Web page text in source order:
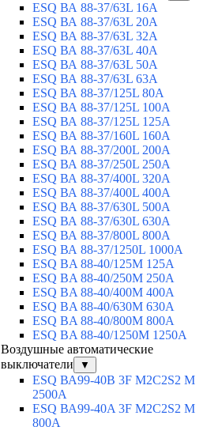
ESQ ВА 88-37/63L 16A
ESQ ВА 88-37/63L 20A
ESQ ВА 88-37/63L 32A
ESQ ВА 88-37/63L 40A
ESQ ВА 88-37/63L 50A
ESQ ВА 88-37/63L 63A
ESQ ВА 88-37/125L 80A
ESQ ВА 88-37/125L 100A
ESQ ВА 88-37/125L 125A
ESQ ВА 88-37/160L 160A
ESQ ВА 88-37/200L 200A
ESQ ВА 88-37/250L 250A
ESQ ВА 88-37/400L 320A
ESQ ВА 88-37/400L 400A
ESQ ВА 88-37/630L 500A
ESQ ВА 88-37/630L 630A
ESQ ВА 88-37/800L 800A
ESQ ВА 88-37/1250L 1000A
ESQ BA 88-40/125M 125A
ESQ BA 88-40/250M 250A
ESQ BA 88-40/400M 400A
ESQ BA 88-40/630М 630A
ESQ BA 88-40/800M 800A
ESQ BA 88-40/1250М 1250A
Воздушные автоматические
выключатели
▼
ESQ ВА99-40B 3F M2C2S2 M
2500A
ESQ ВА99-40A 3F M2C2S2 М
800A